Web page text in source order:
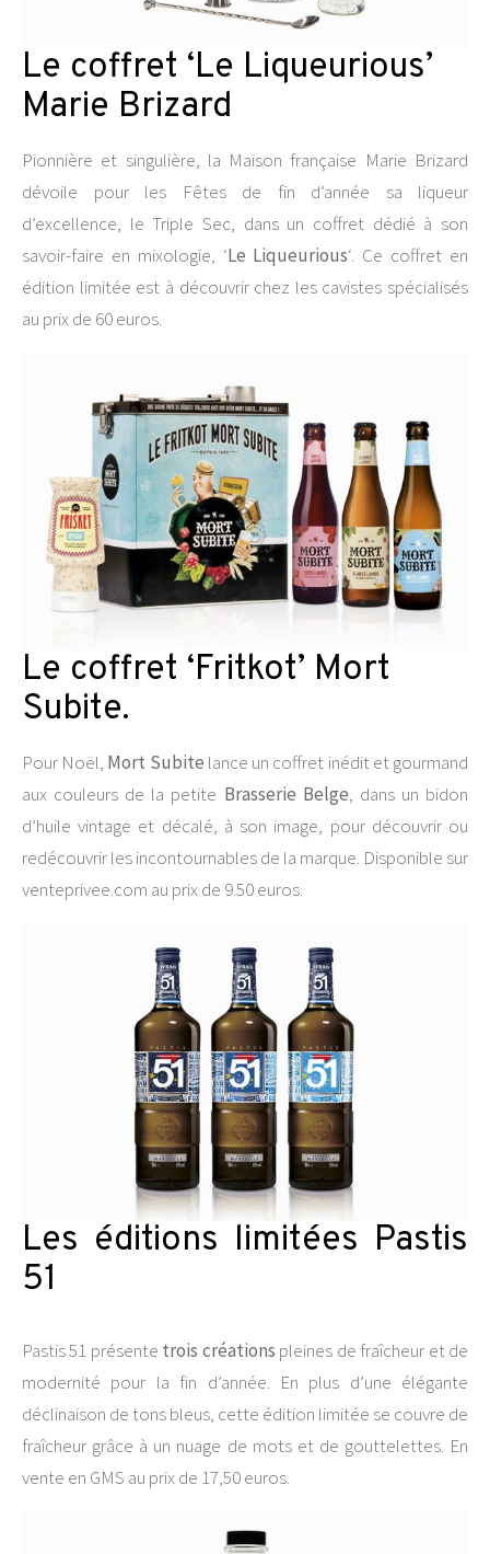
Le coffret ‘Le Liqueurious’
Marie Brizard
Pionnière et singulière, la Maison française Marie Brizard
dévoile pour les Fêtes de fin d’année sa liqueur
d’excellence, le Triple Sec, dans un coffret dédié à son
savoir-faire en mixologie, ‘Le Liqueurious‘. Ce coffret en
édition limitée est à découvrir chez les cavistes spécialisés
au prix de 60 euros.
Le coffret ‘Fritkot’ Mort
Subite.
Pour Noël, Mort Subite lance un coffret inédit et gourmand
aux couleurs de la petite Brasserie Belge, dans un bidon
d’huile vintage et décalé, à son image, pour découvrir ou
redécouvrir les incontournables de la marque. Disponible sur
venteprivee.com au prix de 9.50 euros.
Les éditions limitées Pastis
51
Pastis 51 présente trois créations pleines de fraîcheur et de
modernité pour la fin d’année. En plus d’une élégante
déclinaison de tons bleus, cette édition limitée se couvre de
fraîcheur grâce à un nuage de mots et de gouttelettes. En
vente en GMS au prix de 17,50 euros.